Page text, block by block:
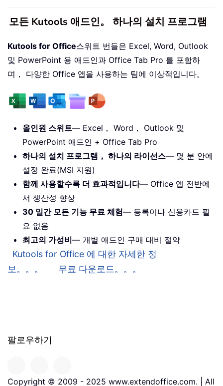
모든 Kutools 애드인。 하나의 설치 프로그램
Kutools for Office스위트 번들은 Excel, Word, Outlook
및 PowerPoint 용 애드인과 Office Tab Pro 를 포함하
며， 다양한 Office 앱을 사용하는 팀에 이상적입니다。
올인원 스위트— Excel， Word， Outlook 및
PowerPoint 애드인 + Office Tab Pro
하나의 설치 프로그램， 하나의 라이선스— 몇 분 안에
설정 완료(MSI 지원)
함께 사용할수록 더 효과적입니다— Office 앱 전반에
서 생산성 향상
30 일간 모든 기능 무료 체험— 등록이나 신용카드 필
요 없음
최고의 가성비— 개별 애드인 구매 대비 절약
Kutools for Office 에 대한 자세한 정
보。。。
무료 다운로드。。。
팔로우하기
Copyright © 2009 - 2025 www.extendoffice.com. | All